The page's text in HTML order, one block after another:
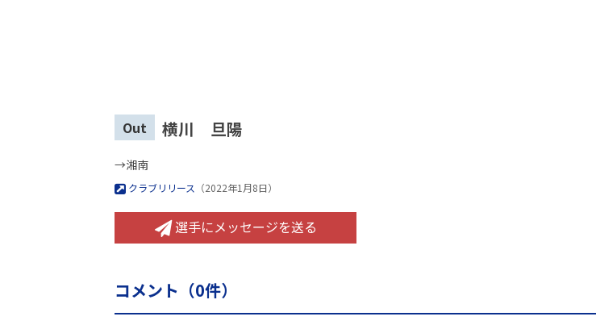
Out 横川 旦陽
→湘南
クラブリリース （2022年1月8日）
選手にメッセージを送る
コメント（0件）